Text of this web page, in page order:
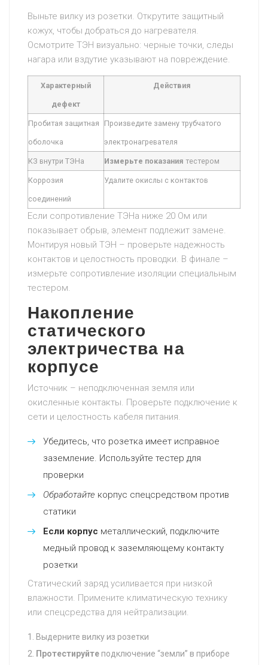
Выньте вилку из розетки. Открутите защитный
кожух, чтобы добраться до нагревателя.
Осмотрите ТЭН визуально: черные точки, следы
нагара или вздутие указывают на повреждение.
Характерный
дефект
Действия
Пробитая защитная
оболочка
Произведите замену трубчатого
электронагревателя
КЗ внутри ТЭНа Измерьте показания тестером
Коррозия
соединений
Удалите окислы с контактов
Если сопротивление ТЭНа ниже 20 Ом или
показывает обрыв, элемент подлежит замене.
Монтируя новый ТЭН – проверьте надежность
контактов и целостность проводки. В финале –
измерьте сопротивление изоляции специальным
тестером.
Накопление
статического
электричества на
корпусе
Источник – неподключенная земля или
окисленные контакты. Проверьте подключение к
сети и целостность кабеля питания.
Убедитесь, что розетка имеет исправное
заземление. Используйте тестер для
проверки
Обработайте корпус спецсредством против
статики
Если корпус металлический, подключите
медный провод к заземляющему контакту
розетки
Статический заряд усиливается при низкой
влажности. Примените климатическую технику
или спецсредства для нейтрализации.
Выдерните вилку из розетки
Протестируйте подключение “земли” в приборе